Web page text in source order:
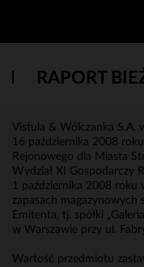
RAPORT
Vistula & Wólczanka S.A.
16 października 2008
Rejonowego dla Miasta
Wydział XI Gospodarczy
1 października 2008 roku
zapasach magazynowych
Emitenta, tj. spółki
w Warszawie przy ul.
Wartość przedmiotu